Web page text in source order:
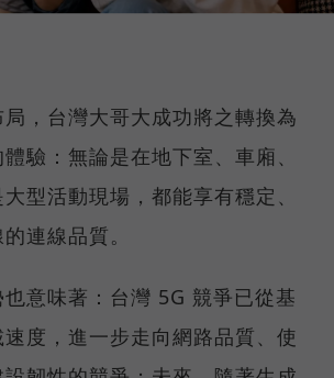
，台灣大哥大成功將之轉換為
驗：無論是在地下室、車廂、
型活動現場，都能享有穩定、
連線品質。
意味著：台灣 5G 競爭已從基
度，進一步走向網路品質、使